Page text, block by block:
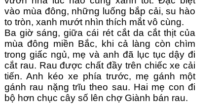
vào mùa đông, những luống bắp cải, su hào
to tròn, xanh mướt nhìn thích mắt vô cùng.
Ba giờ sáng, giữa cái rét cắt da cắt thịt của
mùa đông miền Bắc, khi cả làng còn chìm
trong giấc ngủ, mẹ và anh đã lục tục dậy đi
cắt rau. Rau được chất đầy trên chiếc xe cải
tiến. Anh kéo xe phía trước, mẹ gánh một
gánh rau nặng trĩu theo sau. Hai mẹ con đi
bộ hơn chục cây số lên chợ Giành bán rau.